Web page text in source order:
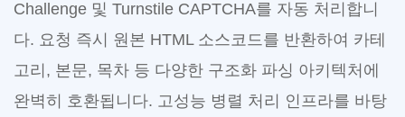
Challenge 및 Turnstile CAPTCHA를 자동 처리합니
다. 요청 즉시 원본 HTML 소스코드를 반환하여 카테
고리, 본문, 목차 등 다양한 구조화 파싱 아키텍처에
완벽히 호환됩니다. 고성능 병렬 처리 인프라를 바탕